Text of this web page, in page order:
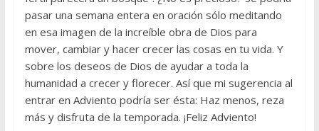
pasar una semana entera en oración sólo meditando
en esa imagen de la increíble obra de Dios para
mover, cambiar y hacer crecer las cosas en tu vida. Y
sobre los deseos de Dios de ayudar a toda la
humanidad a crecer y florecer. Así que mi sugerencia al
entrar en Adviento podría ser ésta: Haz menos, reza
más y disfruta de la temporada. ¡Feliz Adviento!